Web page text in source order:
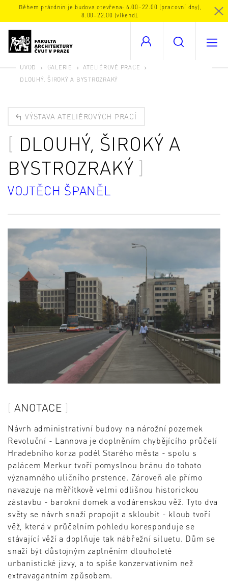
Během prázdnin je budova otevřena: 6.00–22.00 (pracovní dny),
8.00–22.00 (víkend).
ÚVOD GALERIE
ATELIÉROVÉ PRÁCE
DLOUHÝ, ŠIROKÝ A BYSTROZRAKÝ
VÝSTAVA ATELIÉROVÝCH PRACÍ
DLOUHÝ, ŠIROKÝ A
BYSTROZRAKÝ
VOJTĚCH ŠPANĚL
ANOTACE
Návrh administrativní budovy na nárožní pozemek
Revoluční - Lannova je doplněním chybějícího průčelí
Hradebního korza podél Starého města - spolu s
palácem Merkur tvoří pomyslnou bránu do tohoto
významného uličního prstence. Zároveň ale přímo
navazuje na měřítkově velmi odlišnou historickou
zástavbu - barokní domek a vodárenskou věž. Tyto dva
světy se návrh snaží propojit a skloubit - kloub tvoří
věž, která v průčelním pohledu koresponduje se
stávající věží a doplňuje tak nábřežní siluetu. Dům se
snaží být důstojným zaplněním dlouholeté
urbanistické jizvy, a to spíše konzervativním než
extravagantním způsobem.